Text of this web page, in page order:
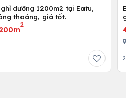
dưỡng 1200m2 tại Eatu,
thoáng, giá tốt.
2